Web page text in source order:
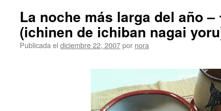
La noche más larga del año –
(ichinen de ichiban nagai
Publicada el diciembre 22, 2007por nora